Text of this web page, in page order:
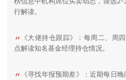
行解读。
《大佬持仓跟踪》：每周二、周
点解读知名基金经理持仓情况。
《寻找年报预期差》：近期每日